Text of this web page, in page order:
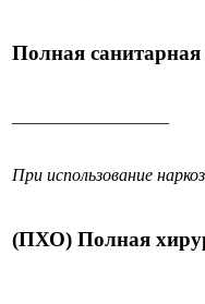
Полная
При использование
(ПХО) Полная